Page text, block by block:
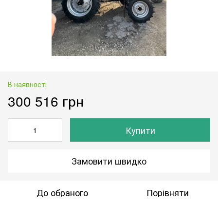
В наявності
300 516 грн
Купити
Замовити швидко
До обраного Порівняти